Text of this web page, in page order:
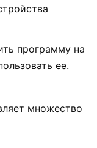
программу на
ее.
множество